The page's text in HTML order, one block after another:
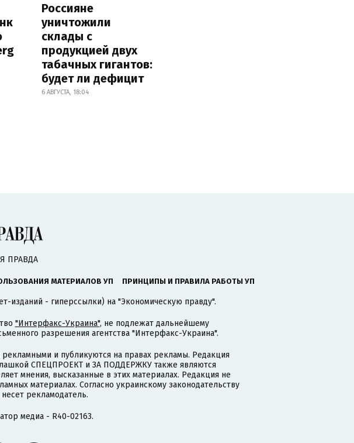
Россияне
уничтожили
склады с
продукцией двух
табачных гигантов:
будет ли дефицит
6 АВГУСТА, 18:04
ПРАВДА
МАТЕРИАЛОВ УП ПРИНЦИПЫ И ПРАВИЛА РАБОТЫ УП
изданий - гиперссылки) на "Экономическую правду".
"Интерфакс-Украина", не подлежат дальнейшему
разрешения агентства "Интерфакс-Украина".
и публикуются на правах рекламы. Редакция
СПЕЦПРОЕКТ и ЗА ПОДДЕРЖКУ также являются
мнения, высказанные в этих материалах. Редакция не
материалах. Согласно украинскому законодательству
рекламодатель.
медиа - R40-02163.